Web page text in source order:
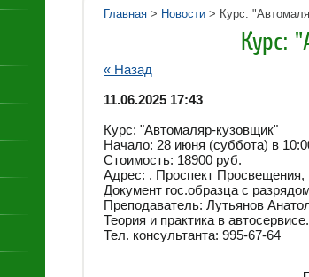
Главная > Новости > Курс:
Курс:
« Назад
11.06.2025 17:43
Курс: "Автомаляр-кузовщик"
Начало: 28 июня (суббота) в
Стоимость: 18900 руб.
Адрес: . Проспект
Документ гос.образца с
Преподаватель: Лутьянов
Теория и практика в автосервисе.
Тел. консультанта: 995-67-64